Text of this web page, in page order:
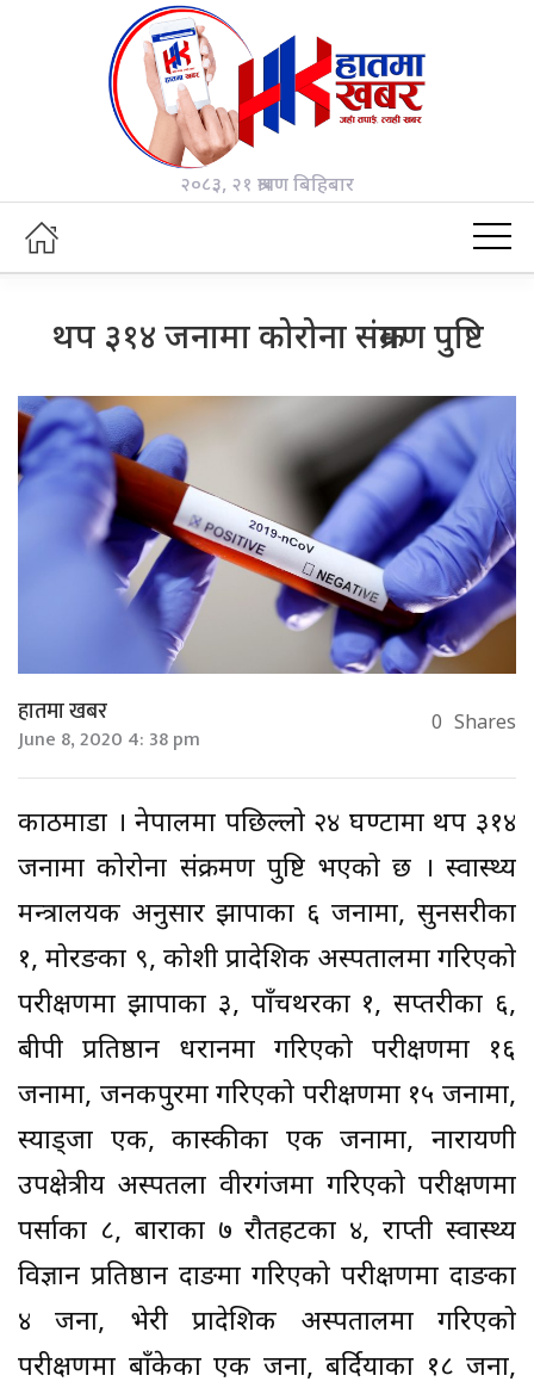
२०८३, २१ श्रावण बिहिबार
थप ३१४ जनामा कोरोना संक्रमण पुष्टि
हातमा खबर
June 8, 2020 4: 38 pm 0 Shares
काठमाडौं । नेपालमा पछिल्लो २४ घण्टामा थप ३१४
जनामा कोरोना संक्रमण पुष्टि भएको छ । स्वास्थ्य
मन्त्रालयक अनुसार झापाका ६ जनामा, सुनसरीका
१, मोरङका ९, कोशी प्रादेशिक अस्पतालमा गरिएको
परीक्षणमा झापाका ३, पाँचथरका १, सप्तरीका ६,
बीपी प्रतिष्ठान धरानमा गरिएको परीक्षणमा १६
जनामा, जनकपुरमा गरिएको परीक्षणमा १५ जनामा,
स्याड्जा एक, कास्कीका एक जनामा, नारायणी
उपक्षेत्रीय अस्पतला वीरगंजमा गरिएको परीक्षणमा
पर्साका ८, बाराका ७ रौतहटका ४, राप्ती स्वास्थ्य
विज्ञान प्रतिष्ठान दाङमा गरिएको परीक्षणमा दाङका
४ जना, भेरी प्रादेशिक अस्पतालमा गरिएको
परीक्षणमा बाँकेका एक जना, बर्दियाका १८ जना,